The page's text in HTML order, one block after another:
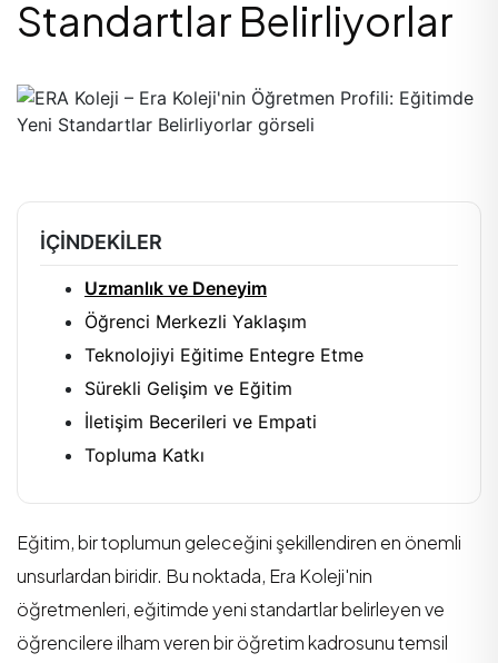
Standartlar Belirliyorlar
İÇINDEKILER
Uzmanlık ve Deneyim
Öğrenci Merkezli Yaklaşım
Teknolojiyi Eğitime Entegre Etme
Sürekli Gelişim ve Eğitim
İletişim Becerileri ve Empati
Topluma Katkı
Eğitim, bir toplumun geleceğini şekillendiren en önemli
unsurlardan biridir. Bu noktada, Era Koleji'nin
öğretmenleri, eğitimde yeni standartlar belirleyen ve
öğrencilere ilham veren bir öğretim kadrosunu temsil